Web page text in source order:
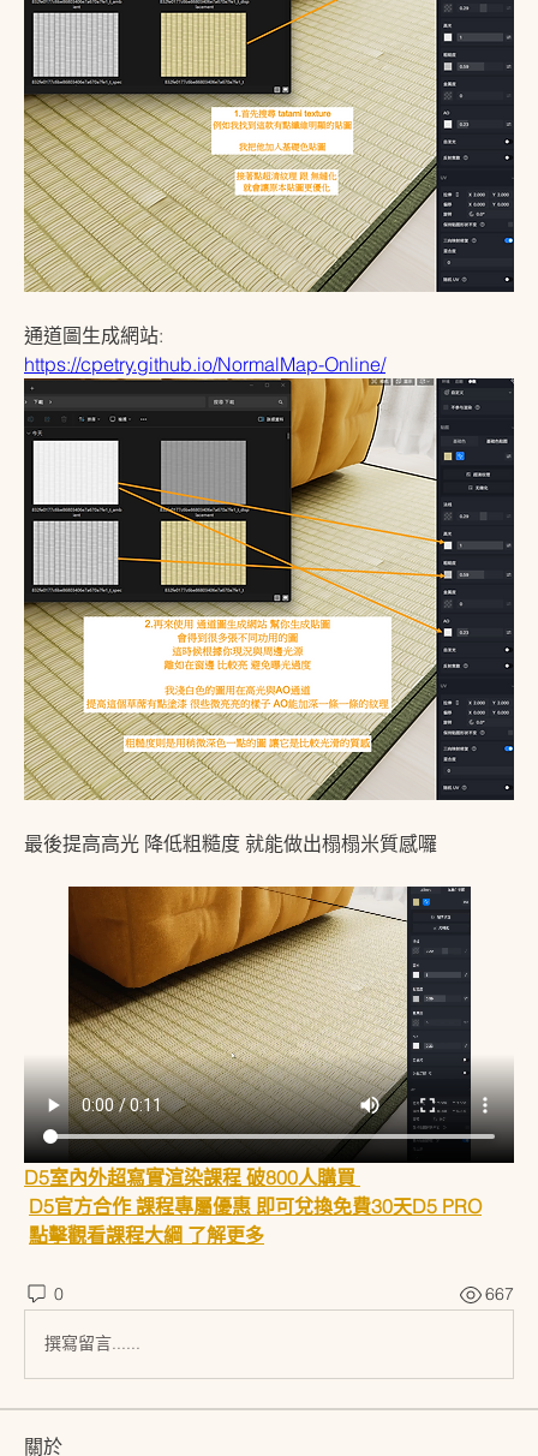
通道圖生成網站:
https://cpetry.github.io/NormalMap-Online/
最後提高高光 降低粗糙度 就能做出榻榻米質感囉
D5室內外超寫實渲染課程 破800人購買
D5官方合作 課程專屬優惠 即可兌換免費30天D5 PRO
點擊觀看課程大綱 了解更多
0 667
撰寫留言......
關於